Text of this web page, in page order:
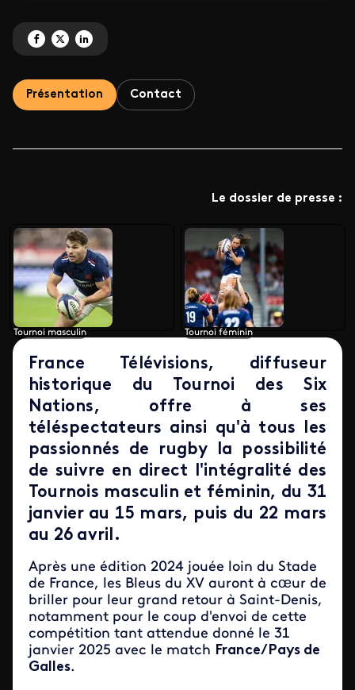
Partagez 'Tournois des Six Nations masculin et féminin 2025' sur Facebook
Partagez 'Tournois des Six Nations masculin et féminin 2025' sur X
Partagez 'Tournois des Six Nations masculin et féminin 2025' sur
Présentation Contact
Le dossier de presse :
Tournoi masculin Tournoi féminin
France Télévisions, diffuseur
historique du Tournoi des Six
Nations, offre à ses
téléspectateurs ainsi qu'à tous les
passionnés de rugby la possibilité
de suivre en direct l'intégralité des
Tournois masculin et féminin, du 31
janvier au 15 mars, puis du 22 mars
au 26 avril.
Après une édition 2024 jouée loin du Stade
de France, les Bleus du XV auront à cœur de
briller pour leur grand retour à Saint-Denis,
notamment pour le coup d'envoi de cette
compétition tant attendue donné le 31
janvier 2025 avec le match France/Pays de
Galles.